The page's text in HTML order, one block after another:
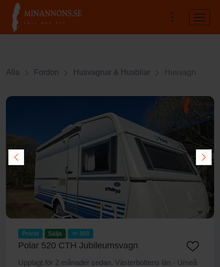
Alla Fordon Husvagnar & Husbilar Husvagn
Privat Sälja 303
Polar 520 CTH Jubileumsvagn
Upplagt för 2 månader sedan, Västerbottens län - Umeå